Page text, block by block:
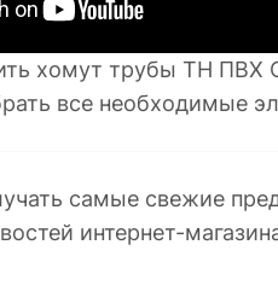
хомут трубы ТН
все необходимые
самые свежие
интернет-